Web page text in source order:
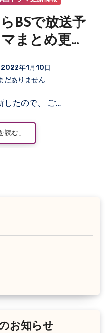
BSで放送予
まとめ更新
2022年1月10日
だありません
したので、 ご…
読む」
お知らせ